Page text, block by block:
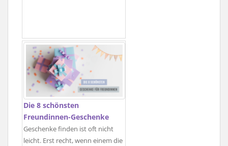
Die 8 schönsten
Freundinnen-Geschenke
Geschenke finden ist oft nicht
leicht. Erst recht, wenn einem die